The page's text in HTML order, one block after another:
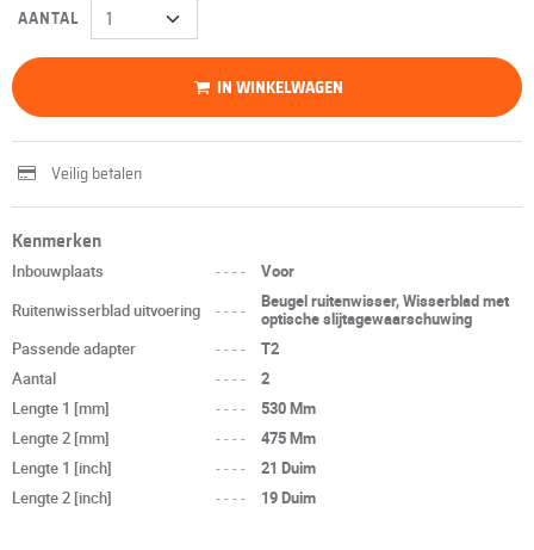
AANTAL
IN WINKELWAGEN
Veilig betalen
Kenmerken
Inbouwplaats ----
Voor
Ruitenwisserblad uitvoering
----
Beugel ruitenwisser, Wisserblad met
optische slijtagewaarschuwing
Passende adapter
----
T2
Aantal
----
2
Lengte 1 [mm]
----
530 Mm
Lengte 2 [mm]
----
475 Mm
Lengte 1 [inch]
----
21 Duim
Lengte 2 [inch]
---- 19 Duim